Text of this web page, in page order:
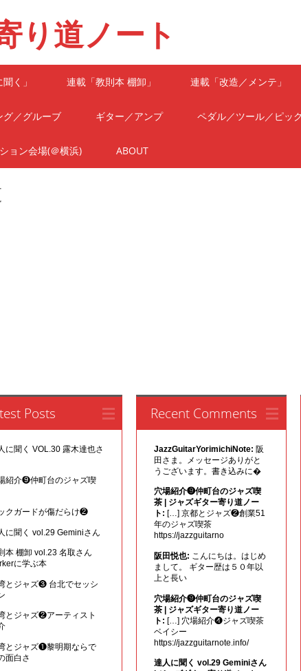
り道ノート
く」 連載「教則本 棚卸」 連載「改造／メンテ」
グ／グルーブ ギター／アンプ ペダル／ツール／ピッ
ョン会場(＠横浜) ABOUT
Posts
に聞く VOL.30 露木達也さ
紹介❾仲町台のジャズ喫
クガードが傷だらけ❷
に聞く vol.29 Geminiさん
本 棚卸 vol.23 名取さん
に学ぶ本
とジャズ❸ 台北でセッシ
とジャズ❷アーティスト
とジャズ❶黎明期ならで
面白さ
Recent Comments
JazzGuitarYorimichiNote: 阪
田さま。メッセージありがと
うございます。書き込みに�
穴場紹介❾仲町台のジャズ喫
茶 | ジャズギター寄り道ノー
ト: […] 京都とジャズ❷創業51
年のジャズ喫茶
https://jazzguitarno
阪田悦也: こんにちは。はじめ
まして。 ギター歴は５０年以
上と長い
穴場紹介❾仲町台のジャズ喫
茶 | ジャズギター寄り道ノー
ト: […] 穴場紹介❹ジャズ喫茶
ベイシー
https://jazzguitarnote.info/
達人に聞く vol.29 Geminiさん